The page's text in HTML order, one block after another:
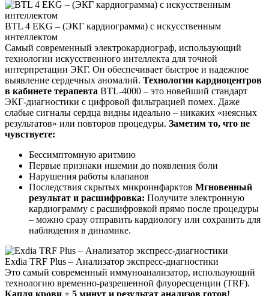
BTL 4 EKG – (ЭКГ кардиограмма) с искусственным
интеллектом
Самый современный электрокардиограф, использующий
технологии искусственного интеллекта для точной
интерпретации ЭКГ. Он обеспечивает быстрое и надежное
выявление сердечных аномалий. ​ Технологии кардиоцентров
в кабинете терапевта BTL-4000 – это новейший стандарт
ЭКГ-диагностики с цифровой фильтрацией помех. Даже
слабые сигналы сердца видны идеально – никаких «неясных
результатов» или повторов процедуры. Заметим то, что не
чувствуете:
Бессимптомную аритмию
Первые признаки ишемии до появления боли
Нарушения работы клапанов
Последствия скрытых микроинфарктов Мгновенный
результат и расшифровка: Получите электронную
кардиограмму с расшифровкой прямо после процедуры
– можно сразу отправить кардиологу или сохранить для
наблюдения в динамике.
Exdia TRF Plus – Анализатор экспресс-диагностики
Это самый современный иммуноанализатор, использующий
технологию временно-разрешенной флуоресценции (TRF).